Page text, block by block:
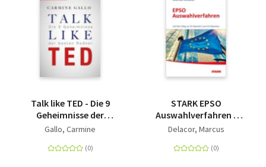
Talk like TED - Die 9
Geheimnisse der
weltbesten Redner
Gallo, Carmine
STARK EPSO
Auswahlverfahren -
Auf dem Weg zur EU-
Beamten
Delacor, Marcus